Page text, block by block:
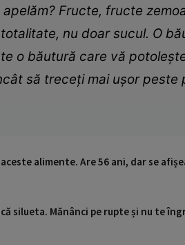
Fructe, fructe
nu doar sucul. O
o băutură care vă
să treceți mai ușor peste
alimente. Are 56 ani, dar se
silueta. Mănânci pe rupte și nu te